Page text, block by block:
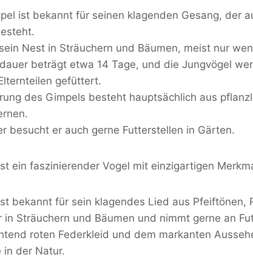
ist bekannt für seinen klagenden Gesang, der
Nest in Sträuchern und Bäumen, meist nur
beträgt etwa 14 Tage, und die Jungvögel
gefüttert.
des Gimpels besteht hauptsächlich aus
besucht er auch gerne Futterstellen in Gärten.
ein faszinierender Vogel mit einzigartigen
bekannt für sein klagendes Lied aus Pfeiftönen,
in Sträuchern und Bäumen und nimmt gerne an
roten Federkleid und dem markanten
in der Natur.